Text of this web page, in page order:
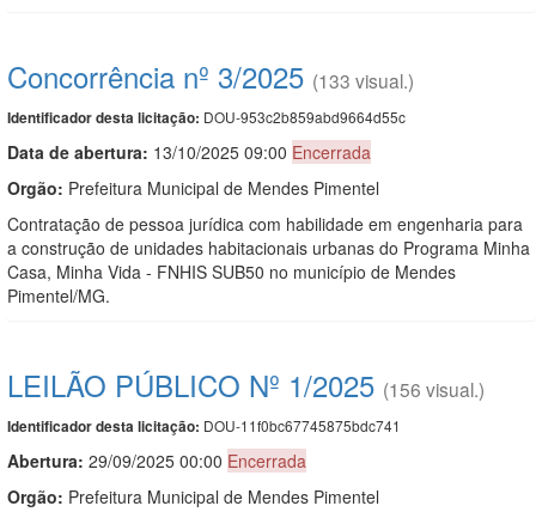
Concorrência nº 3/2025 (133 visual.)
Identificador desta licitação: DOU-953c2b859abd9664d55c
Data de abertura: 13/10/2025 09:00 Encerrada
Orgão: Prefeitura Municipal de Mendes Pimentel
Contratação de pessoa jurídica com habilidade em engenharia para
a construção de unidades habitacionais urbanas do Programa Minha
Casa, Minha Vida - FNHIS SUB50 no município de Mendes
Pimentel/MG.
LEILÃO PÚBLICO Nº 1/2025 (156 visual.)
Identificador desta licitação: DOU-11f0bc67745875bdc741
Abertura: 29/09/2025 00:00 Encerrada
Orgão: Prefeitura Municipal de Mendes Pimentel